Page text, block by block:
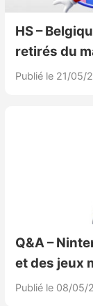
HS –
retirés du
Publié le 21/05/
Q&A –
et des jeux
Publié le 08/05/